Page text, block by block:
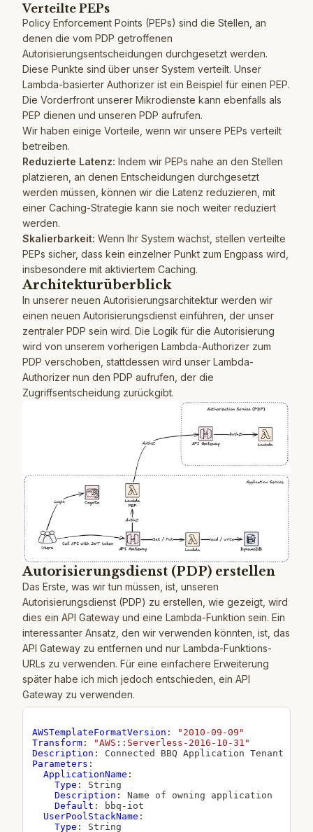
Verteilte PEPs
Policy Enforcement Points (PEPs) sind die Stellen, an
denen die vom PDP getroffenen
Autorisierungsentscheidungen durchgesetzt werden.
Diese Punkte sind über unser System verteilt. Unser
Lambda-basierter Authorizer ist ein Beispiel für einen PEP.
Die Vorderfront unserer Mikrodienste kann ebenfalls als
PEP dienen und unseren PDP aufrufen.
Wir haben einige Vorteile, wenn wir unsere PEPs verteilt
betreiben.
Reduzierte Latenz: Indem wir PEPs nahe an den Stellen
platzieren, an denen Entscheidungen durchgesetzt
werden müssen, können wir die Latenz reduzieren, mit
einer Caching-Strategie kann sie noch weiter reduziert
werden.
Skalierbarkeit: Wenn Ihr System wächst, stellen verteilte
PEPs sicher, dass kein einzelner Punkt zum Engpass wird,
insbesondere mit aktiviertem Caching.
Architekturüberblick
In unserer neuen Autorisierungsarchitektur werden wir
einen neuen Autorisierungsdienst einführen, der unser
zentraler PDP sein wird. Die Logik für die Autorisierung
wird von unserem vorherigen Lambda-Authorizer zum
PDP verschoben, stattdessen wird unser Lambda-
Authorizer nun den PDP aufrufen, der die
Zugriffsentscheidung zurückgibt.
Autorisierungsdienst (PDP) erstellen
Das Erste, was wir tun müssen, ist, unseren
Autorisierungsdienst (PDP) zu erstellen, wie gezeigt, wird
dies ein API Gateway und eine Lambda-Funktion sein. Ein
interessanter Ansatz, den wir verwenden könnten, ist, das
API Gateway zu entfernen und nur Lambda-Funktions-
URLs zu verwenden. Für eine einfachere Erweiterung
später habe ich mich jedoch entschieden, ein API
Gateway zu verwenden.
AWSTemplateFormatVersion :
"2010-09-09"
Transform:
"AWS::Serverless-2016-10-31"
Description :
Parameters :
ApplicationName :
Type :
String
Description :
Name of owning application
Default : bbq - iot
UserPoolStackName :
Type :
String